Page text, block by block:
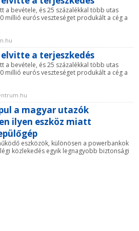
a bevétele, és 25 százalékkal több utas
millió eurós veszteséget produkált a cég a
a terjeszkedés
a bevétele, és 25 százalékkal több utas
millió eurós veszteséget produkált a cég a
a magyar utazók
ilyen eszköz miatt
eszközök, különösen a powerbankok
közlekedés egyik legnagyobb biztonsági